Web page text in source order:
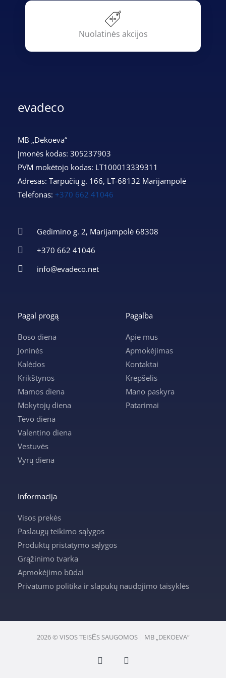
Nuolatinės akcijos
evadeco
MB „Dekoeva“
Įmonės kodas: 305237903
PVM mokėtojo kodas: LT100013339311
Adresas: Tarpučių g. 166, LT-68132 Marijampolė
Telefonas: +370 662 41046
Gedimino g. 2, Marijampolė 68308
+370 662 41046
info@evadeco.net
Pagal progą
Boso diena
Joninės
Kalėdos
Krikštynos
Mamos diena
Mokytojų diena
Tėvo diena
Valentino diena
Vestuvės
Vyrų diena
Pagalba
Apie mus
Apmokėjimas
Kontaktai
Krepšelis
Mano paskyra
Patarimai
Informacija
Visos prekės
Paslaugų teikimo sąlygos
Produktų pristatymo sąlygos
Grąžinimo tvarka
Apmokėjimo būdai
Privatumo politika ir slapukų naudojimo taisyklės
2026 © VISOS TEISĖS SAUGOMOS | MB „DEKOEVA“
F I